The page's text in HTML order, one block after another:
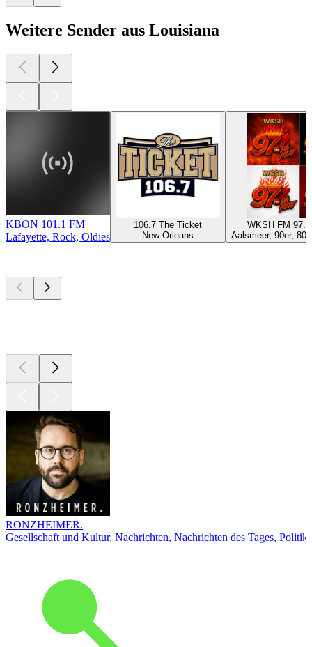
Weitere Sender aus Louisiana
KBON 101.1 FM
Lafayette, Rock, Oldies
106.7 The Ticket
New Orleans
WKSH FM
Aalsmeer, 90er,
RONZHEIMER.
Gesellschaft und Kultur, Nachrichten, Nachrichten des Tages, Politik